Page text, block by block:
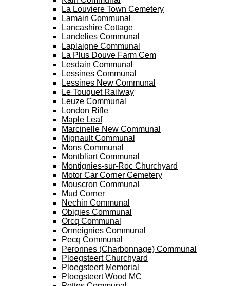
La Louviere Town Cemetery
Lamain Communal
Lancashire Cottage
Landelies Communal
Laplaigne Communal
La Plus Douve Farm Cem
Lesdain Communal
Lessines Communal
Lessines New Communal
Le Touquet Railway
Leuze Communal
London Rifle
Maple Leaf
Marcinelle New Communal
Mignault Communal
Mons Communal
Montbliart Communal
Montignies-sur-Roc Churchyard
Motor Car Corner Cemetery
Mouscron Communal
Mud Corner
Nechin Communal
Obigies Communal
Orcq Communal
Ormeignies Communal
Pecq Communal
Peronnes (Charbonnage) Communal
Ploegsteert Churchyard
Ploegsteert Memorial
Ploegsteert Wood MC